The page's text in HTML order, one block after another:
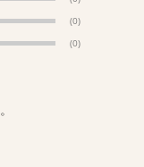
(0)
(0)